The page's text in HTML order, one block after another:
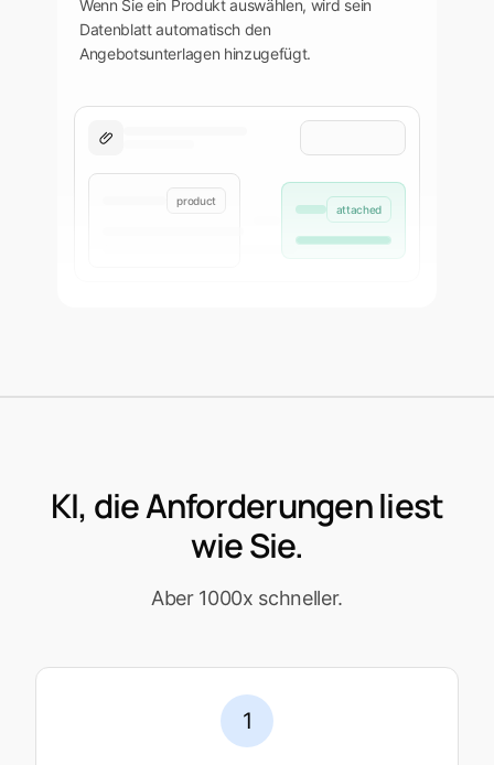
Wenn Sie ein Produkt auswählen, wird sein
Datenblatt automatisch den
Angebotsunterlagen hinzugefügt.
product
attached
KI, die Anforderungen liest
wie Sie.
Aber 1000x schneller.
1